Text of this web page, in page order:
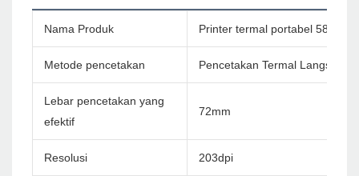
Nama Produk Printer termal portabel 58mm
Metode pencetakan Pencetakan Termal Langsung
Lebar pencetakan yang
efektif
72mm
Resolusi 203dpi